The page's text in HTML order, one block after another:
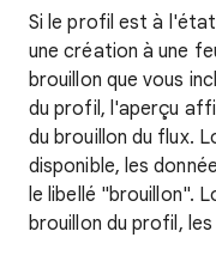
Si le profil est à
une création à une
brouillon que vous
du profil, l'aperçu
du brouillon du flux.
disponible, les
le libellé "brouillon".
brouillon du profil,